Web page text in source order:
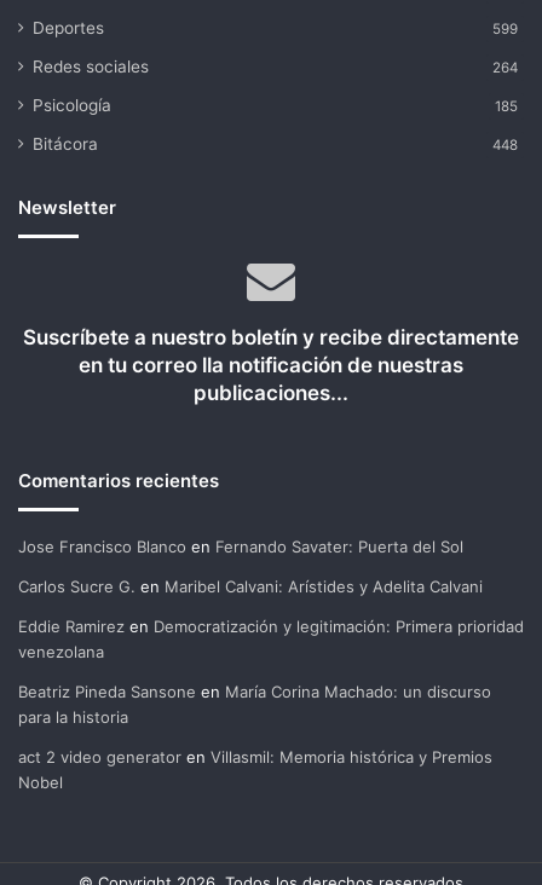
Deportes 599
Redes sociales 264
Psicología 185
Bitácora 448
Newsletter
Suscríbete a nuestro boletín y recibe directamente
en tu correo lla notificación de nuestras
publicaciones...
Comentarios recientes
Jose Francisco Blanco en Fernando Savater: Puerta del Sol
Carlos Sucre G. en Maribel Calvani: Arístides y Adelita Calvani
Eddie Ramirez en Democratización y legitimación: Primera prioridad
venezolana
Beatriz Pineda Sansone en María Corina Machado: un discurso
para la historia
act 2 video generator en Villasmil: Memoria histórica y Premios
Nobel